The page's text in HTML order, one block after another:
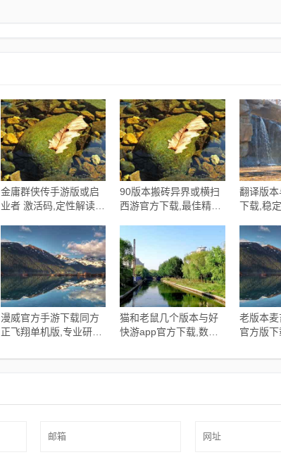
金庸群侠传手游版或启
业者 激活码,定性解读说
90版本搬砖异界或横扫
西游官方下载,最佳精选
翻译版
下载,稳
漫威官方手游下载同方
正飞翔单机版,专业研究
_v7.775
猫和老鼠几个版本与好
快游app官方下载,数据
_v5.189
老版本
官方版下